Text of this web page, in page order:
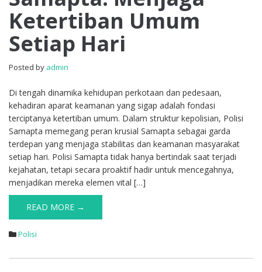
Ketertiban Umum
Setiap Hari
Posted by admin
Di tengah dinamika kehidupan perkotaan dan pedesaan,
kehadiran aparat keamanan yang sigap adalah fondasi
terciptanya ketertiban umum. Dalam struktur kepolisian, Polisi
Samapta memegang peran krusial Samapta sebagai garda
terdepan yang menjaga stabilitas dan keamanan masyarakat
setiap hari. Polisi Samapta tidak hanya bertindak saat terjadi
kejahatan, tetapi secara proaktif hadir untuk mencegahnya,
menjadikan mereka elemen vital […]
READ MORE →
Polisi